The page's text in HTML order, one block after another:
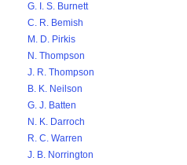
G. I. S. Burnett
C. R. Bemish
M. D. Pirkis
N. Thompson
J. R. Thompson
B. K. Neilson
G. J. Batten
N. K. Darroch
R. C. Warren
J. B. Norrington